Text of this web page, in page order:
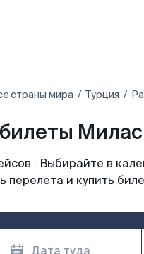
страны мира Турция
Милас
. Выбирайте в
перелета и купить